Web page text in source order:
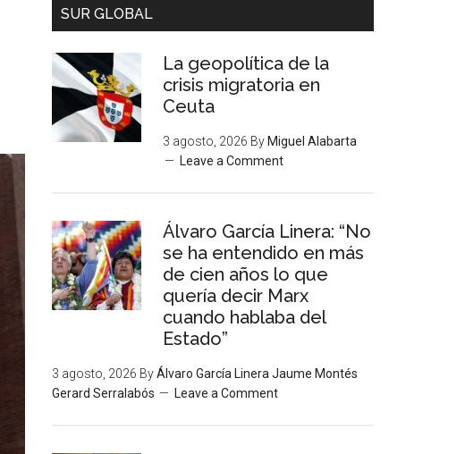
SUR GLOBAL
La geopolítica de la
crisis migratoria en
Ceuta
3 agosto, 2026 By Miguel Alabarta
Leave a Comment
Álvaro García Linera: “No
se ha entendido en más
de cien años lo que
quería decir Marx
cuando hablaba del
Estado”
3 agosto, 2026 ByÁlvaro García Linera Jaume Montés
Gerard Serralabós
Leave a Comment